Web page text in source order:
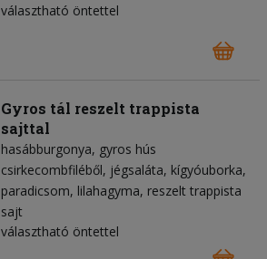
választható öntettel
Gyros tál reszelt trappista
sajttal
hasábburgonya gyros hús
csirkecombfiléből jégsaláta kígyóuborka
paradicsom lilahagyma reszelt trappista
sajt
választható öntettel